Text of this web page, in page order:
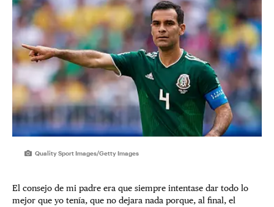
Quality Sport Images/Getty Images
El consejo de mi padre era que siempre intentase dar todo lo
mejor que yo tenía, que no dejara nada porque, al final, el